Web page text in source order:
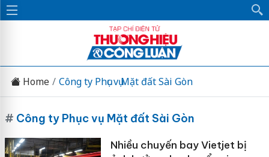
Home Công ty Phục vụ Mặt đất Sài Gòn
# Công ty Phục vụ Mặt đất Sài Gòn
Nhiều chuyến bay Vietjet bị